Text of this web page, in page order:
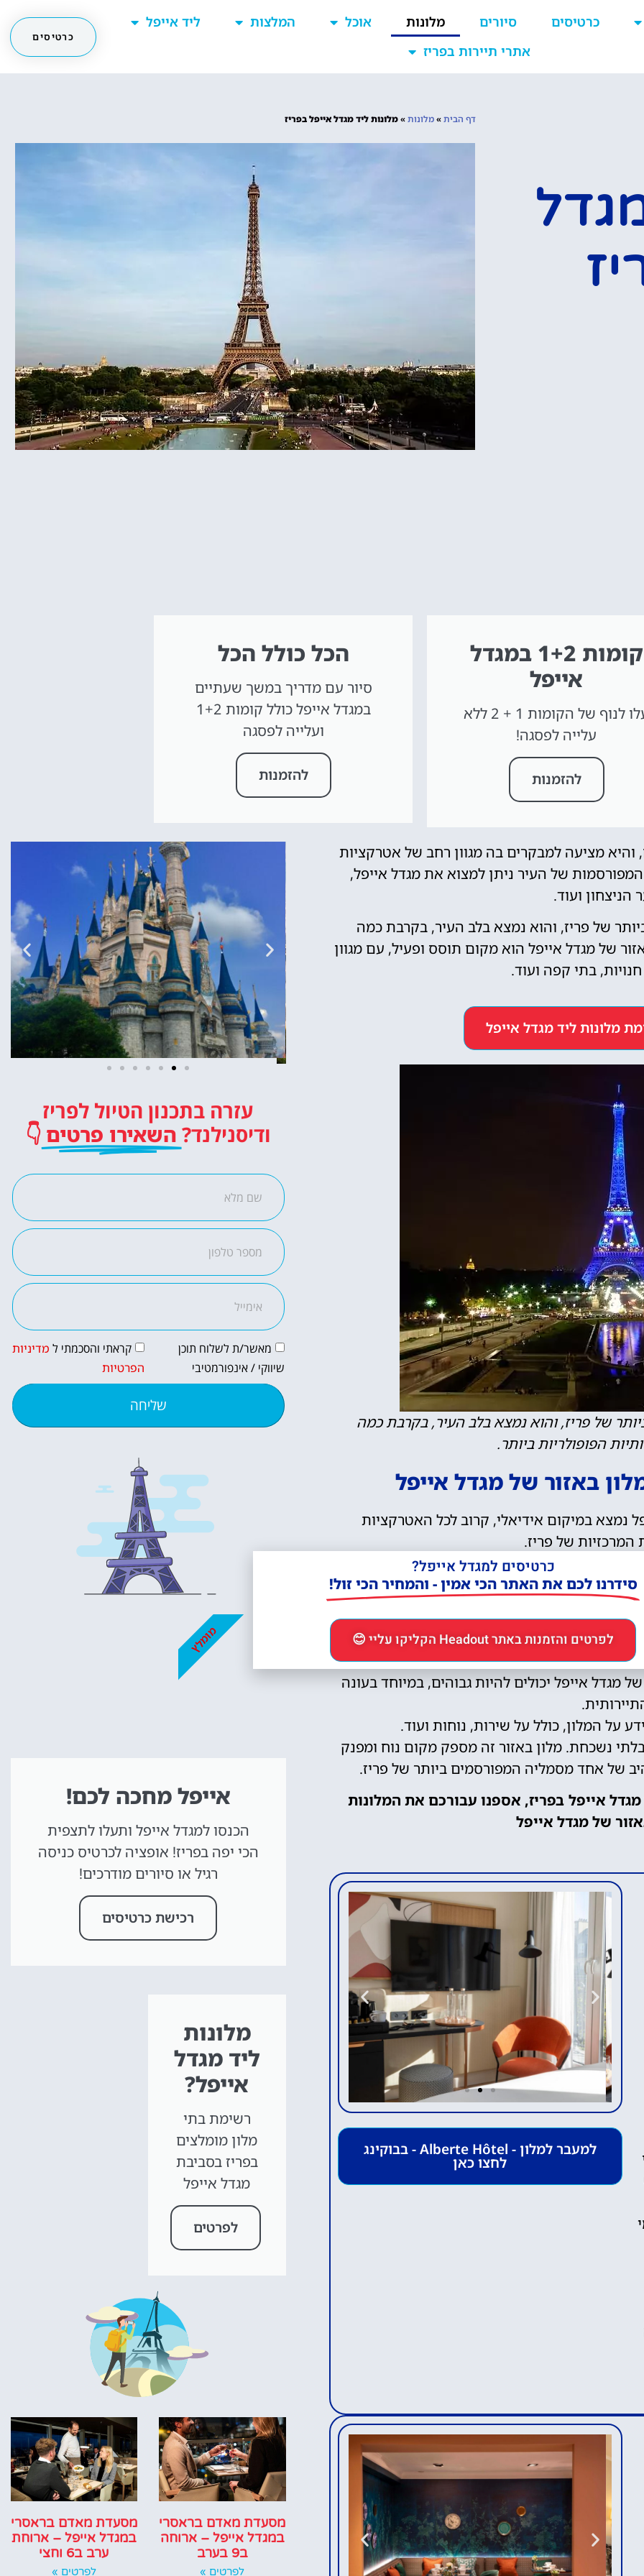
כרטיסים סיורים מלונות אוכל המלצות
ליד אייפל
אתרי תיירות בפריז
כרטיסים
דף הבית»מלונות»מלונות ליד מגדל אייפל בפריז
קומות 1+2 במגדל
אייפל
עלו לנוף של הקומות 1 + 2 ללא
עלייה לפסגה!
להזמנות
הכל כולל הכל
סיור עם מדריך במשך שעתיים
במגדל אייפל כולל קומות 1+2
ועלייה לפסגה
להזמנות
והיא מציעה למבקרים בה מגוון רחב של אטרקציות
המפורסמות של העיר ניתן למצוא את מגדל אייפל,
הניצחון ועוד.
של פריז, והוא נמצא בלב העיר, בקרבת כמה
של מגדל אייפל הוא מקום תוסס ופעיל, עם מגוון
בתי קפה ועוד.
מלונות ליד מגדל אייפל
של פריז, והוא נמצא בלב העיר, בקרבת כמה
הפופולריות ביותר.
באזור של מגדל אייפל
נמצא במיקום אידיאלי, קרוב לכל האטרקציות
המרכזיות של פריז.
מקום נוח ומפנק להתבסס ממנו לטיולים בעיר.
מציעים נוף מרהיב של המגדל עצמו ושל העיר.
של מגדל אייפל
במיקום מרכזי, קרוב לאטרקציות ושירותים.
מגדל אייפל יכולים להיות גבוהים, במיוחד בעונה
על המלון, כולל על שירות, נוחות ועוד.
נשכחת. מלון באזור זה מספק מקום נוח ומפנק
של אחד מסמליה המפורסמים ביותר של פריז.
אייפל בפריז, אספנו עבורכם את המלונות
של מגדל אייפל
Alberte
Hôtel
Alberte
Hôtel
למעבר למלון - Alberte Hôtel - בבוקינג
לחצו כאן
כרטיסים
לדיסנילנד
כרטיסי כניסה לפארק
השעשועים הכי מפורסם
לחצו פה!
עזרה בתכנון הטיול לפריז
ודיסנילנד? השאירו פרטים 👇
מאשר/ת לשלוח תוכן
שיווקי / אינפורמטיבי
קראתי והסכמתי ל מדיניות
הפרטיות
שליחה
אייפל מחכה לכם!
הכנסו למגדל אייפל ותעלו לתצפית
הכי יפה בפריז! אופציה לכרטיס כניסה
רגיל או סיורים מודרכים!
רכישת כרטיסים
מומלץ
מלונות
ליד מגדל
אייפל?
רשימת בתי
מלון מומלצים
בפריז בסביבת
מגדל אייפל
לפרטים
מסעדת מאדם בראסרי
במגדל אייפל – ארוחה
ב9 בערב
לפרטים »
מסעדת מאדם בראסרי
במגדל אייפל – ארוחת
ערב ב6 וחצי
לפרטים »
כרטיסים למגדל אייפל?
סידרנו לכם את האתר הכי אמין - והמחיר הכי זול!
לפרטים והזמנות באתר Headout הקליקו עליי 😊